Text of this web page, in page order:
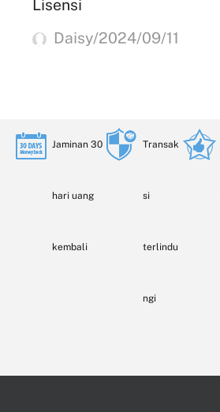
Lisensi
Daisy/2024/09/11
Jaminan 30
hari uang
kembali
Transak
si
terlindu
ngi